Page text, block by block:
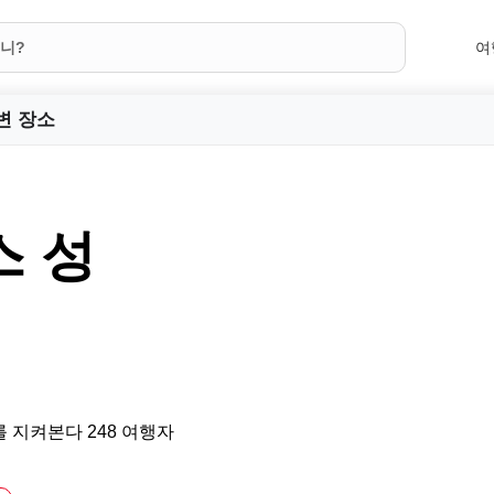
장소
성
지켜본다 248 여행자